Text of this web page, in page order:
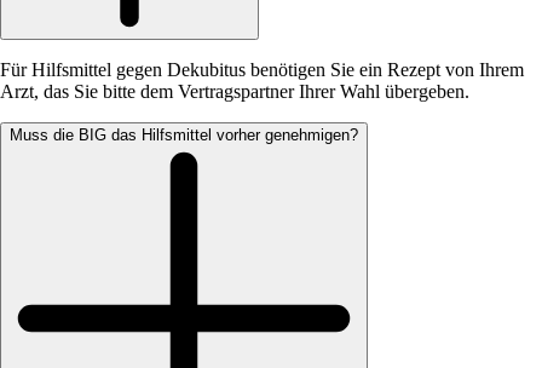
Für Hilfsmittel gegen Dekubitus benötigen Sie ein Rezept von Ihrem
Arzt, das Sie bitte dem Vertragspartner Ihrer Wahl übergeben.
Muss die BIG das Hilfsmittel vorher genehmigen?